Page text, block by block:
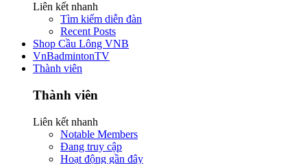
Liên kết nhanh
Tìm kiếm diễn đàn
Recent Posts
Shop Cầu Lông VNB
VnBadmintonTV
Thành viên
Thành viên
Liên kết nhanh
Notable Members
Đang truy cập
Hoạt động gần đây